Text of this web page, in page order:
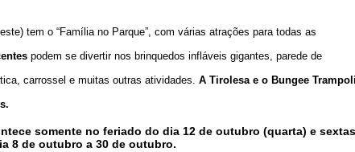
tem o “Família no Parque”, com várias atrações para todas as
podem se divertir nos brinquedos infláveis gigantes, parede de
carrossel e muitas outras atividades. A Tirolesa e o Bungee
somente no feriado do dia 12 de outubro (quarta) e
8 de outubro a 30 de outubro.